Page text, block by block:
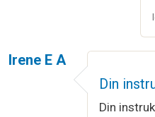
Irene E A
Din
Din